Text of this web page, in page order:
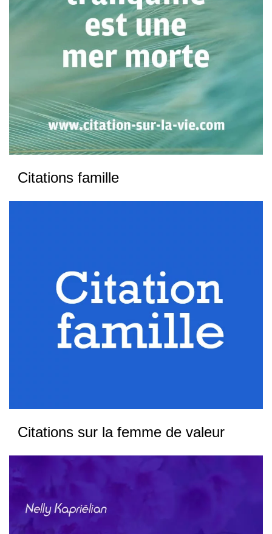
Citations famille
Citations sur la femme de valeur